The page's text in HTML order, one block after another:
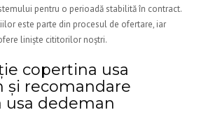
pentru o perioadă stabilită în contract.
este parte din procesul de ofertare, iar
liniște cititorilor noștri.
copertina usa
și recomandare
usa dedeman